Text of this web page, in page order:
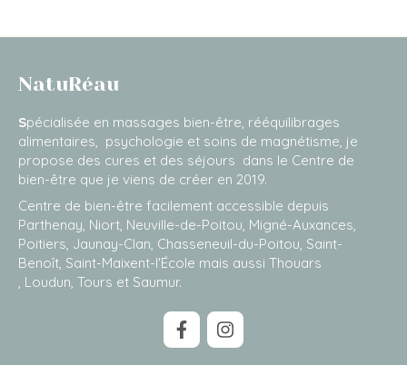
NatuRéau
Spécialisée en massages bien-être, rééquilibrages
alimentaires, psychologie et soins de magnétisme, je
propose des cures et des séjours dans le Centre de
bien-être que je viens de créer en 2019.
Centre de bien-être facilement accessible depuis
Parthenay, Niort, Neuville-de-Poitou, Migné-Auxances,
Poitiers, Jaunay-Clan, Chasseneuil-du-Poitou, Saint-
Benoît, Saint-Maixent-l'École mais aussi Thouars
, Loudun, Tours et Saumur.